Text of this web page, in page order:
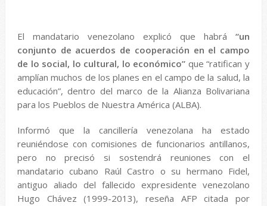
El mandatario venezolano explicó que habrá“un
conjunto de acuerdos de cooperación en el campo
de lo social, lo cultural, lo económico” que “ratifican y
amplían muchos de los planes en el campo de la salud, la
educación”, dentro del marco de la Alianza Bolivariana
para los Pueblos de Nuestra América (ALBA).
Informó que la cancillería venezolana ha estado
reuniéndose con comisiones de funcionarios antillanos,
pero no precisó si sostendrá reuniones con el
mandatario cubano Raúl Castro o su hermano Fidel,
antiguo aliado del fallecido expresidente venezolano
Hugo Chávez (1999-2013), reseña AFP citada por